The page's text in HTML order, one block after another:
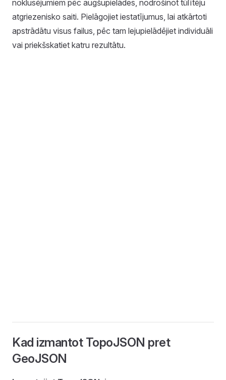
noklusējumiem pēc augšupielādes, nodrošinot tūlītēju
atgriezenisko saiti. Pielāgojiet iestatījumus, lai atkārtoti
apstrādātu visus failus, pēc tam lejupielādējiet individuāli
vai priekšskatiet katru rezultātu.
Kad izmantot TopoJSON pret
GeoJSON